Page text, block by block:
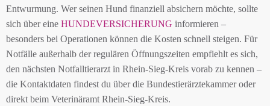
Entwurmung. Wer seinen Hund finanziell absichern möchte, sollte
sich über eine HUNDEVERSICHERUNG informieren –
besonders bei Operationen können die Kosten schnell steigen. Für
Notfälle außerhalb der regulären Öffnungszeiten empfiehlt es sich,
den nächsten Notfalltierarzt in Rhein-Sieg-Kreis vorab zu kennen –
die Kontaktdaten findest du über die Bundestierärztekammer oder
direkt beim Veterinäramt Rhein-Sieg-Kreis.